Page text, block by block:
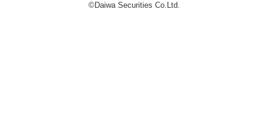
©Daiwa Securities Co.Ltd.